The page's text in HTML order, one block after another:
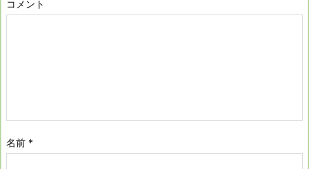
コメント
名前 *